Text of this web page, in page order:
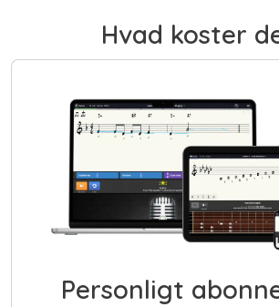
Hvad koster
Personligt